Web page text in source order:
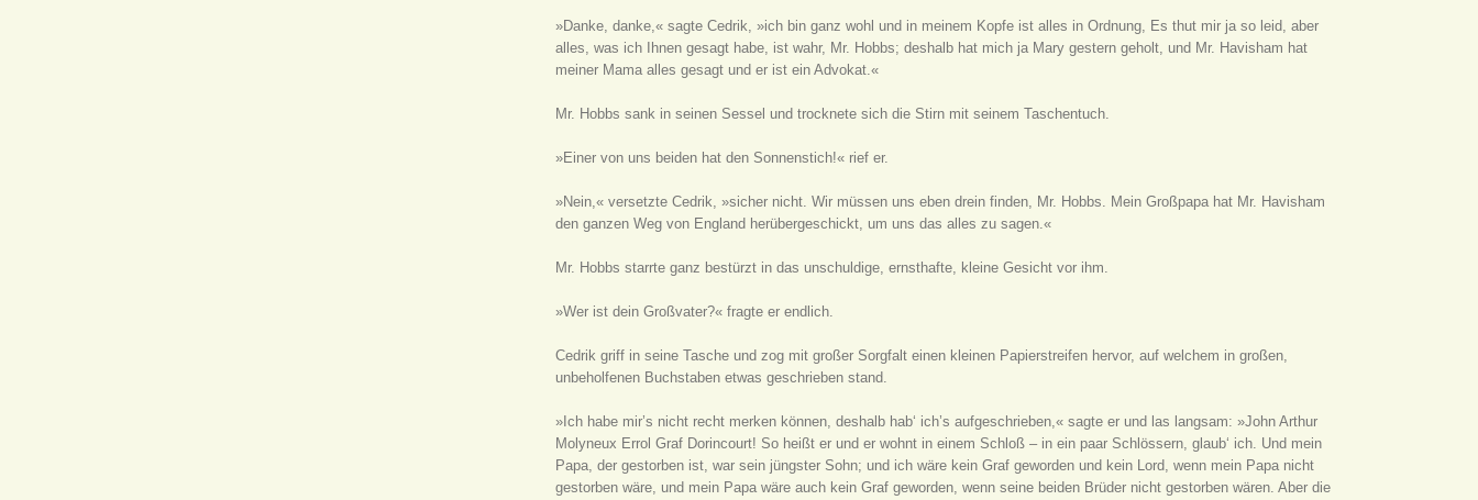
»Danke, danke,« sagte Cedrik, »ich bin ganz wohl und in meinem Kopfe ist alles in Ordnung, Es thut mir ja so leid, aber
alles, was ich Ihnen gesagt habe, ist wahr, Mr. Hobbs; deshalb hat mich ja Mary gestern geholt, und Mr. Havisham hat
meiner Mama alles gesagt und er ist ein Advokat.«
Mr. Hobbs sank in seinen Sessel und trocknete sich die Stirn mit seinem Taschentuch.
»Einer von uns beiden hat den Sonnenstich!« rief er.
»Nein,« versetzte Cedrik, »sicher nicht. Wir müssen uns eben drein finden, Mr. Hobbs. Mein Großpapa hat Mr. Havisham
den ganzen Weg von England herübergeschickt, um uns das alles zu sagen.«
Mr. Hobbs starrte ganz bestürzt in das unschuldige, ernsthafte, kleine Gesicht vor ihm.
»Wer ist dein Großvater?« fragte er endlich.
Cedrik griff in seine Tasche und zog mit großer Sorgfalt einen kleinen Papierstreifen hervor, auf welchem in großen,
unbeholfenen Buchstaben etwas geschrieben stand.
»Ich habe mir’s nicht recht merken können, deshalb hab‘ ich’s aufgeschrieben,« sagte er und las langsam: »John Arthur
Molyneux Errol Graf Dorincourt! So heißt er und er wohnt in einem Schloß – in ein paar Schlössern, glaub‘ ich. Und mein
Papa, der gestorben ist, war sein jüngster Sohn; und ich wäre kein Graf geworden und kein Lord, wenn mein Papa nicht
gestorben wäre, und mein Papa wäre auch kein Graf geworden, wenn seine beiden Brüder nicht gestorben wären. Aber die